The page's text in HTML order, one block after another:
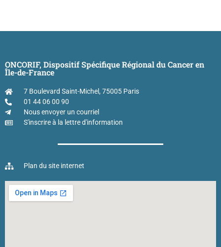
ONCORIF, Dispositif Spécifique Régional du Cancer en
Île-de-France
7 Boulevard Saint-Michel, 75005 Paris
01 44 06 00 90
Nous envoyer un courriel
S'inscrire à la lettre d'information
Plan du site internet